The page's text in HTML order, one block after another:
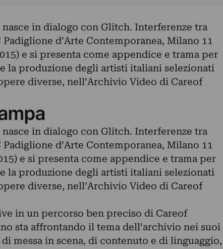
in dialogo con Glitch. Interferenze tra
d’Arte Contemporanea, Milano 11
e si presenta come appendice e trama per
la produzione degli artisti italiani selezionati
diverse, nell’Archivio Video di Careof
in dialogo con Glitch. Interferenze tra
d’Arte Contemporanea, Milano 11
e si presenta come appendice e trama per
la produzione degli artisti italiani selezionati
diverse, nell’Archivio Video di Careof
in un percorso ben preciso di Careof
sta affrontando il tema dell’archivio nei suoi
messa in scena, di contenuto e di linguaggio,